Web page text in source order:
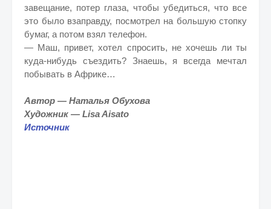
завещание, потер глаза, чтобы убедиться, что все
это было взаправду, посмотрел на большую стопку
бумаг, а потом взял телефон.
— Маш, привет, хотел спросить, не хочешь ли ты
куда-нибудь съездить? Знаешь, я всегда мечтал
побывать в Африке…
Автор — Наталья Обухова
Художник — Lisa Aisato
Источник